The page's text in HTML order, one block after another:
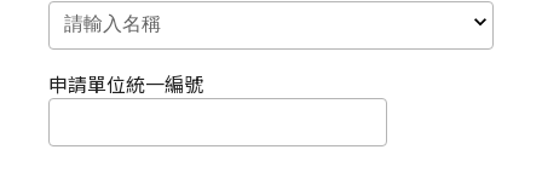
申請單位統一編號